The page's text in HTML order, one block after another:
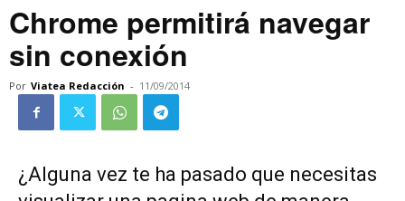
Chrome permitirá navegar
sin conexión
Por Viatea Redacción - 11/09/2014
¿Alguna vez te ha pasado que necesitas